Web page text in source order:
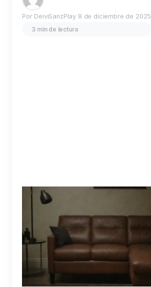
Por DeiviSanzPlay 8 de diciembre de 2025
3 min de lectura